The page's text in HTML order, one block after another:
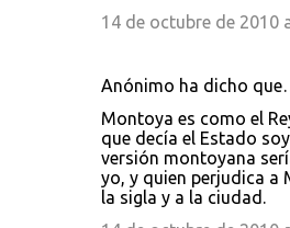
14 de octubre de 2010
Anónimo ha dicho
Montoya es como el
que decía el Estado
versión montoyana
yo, y quien perjudica a
la sigla y a la ciudad.